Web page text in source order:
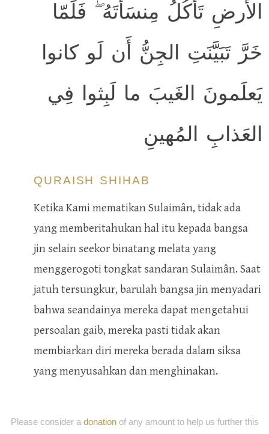
الأَرضِ تَأكُلُ مِنسَأَتَهُ ۖ فَلَمّا
خَرَّ تَبَيَّنَتِ الجِنُّ أَن لَو كانوا
يَعلَمونَ الغَيبَ ما لَبِثوا فِي
العَذابِ المُهينِ
QURAISH SHIHAB
Ketika Kami mematikan Sulaimân, tidak ada
yang memberitahukan hal itu kepada bangsa
jin selain seekor binatang melata yang
menggerogoti tongkat sandaran Sulaimân. Saat
jatuh tersungkur, barulah bangsa jin menyadari
bahwa seandainya mereka dapat mengetahui
persoalan gaib, mereka pasti tidak akan
membiarkan diri mereka berada dalam siksa
yang menyusahkan dan menghinakan.
Please consider a donationof any amount to help us further this